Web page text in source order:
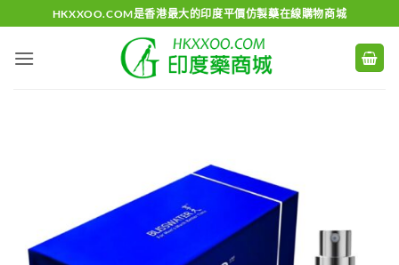
to
content
HKXXOO.COM是香港最大的印度平價仿製藥在線購物商城